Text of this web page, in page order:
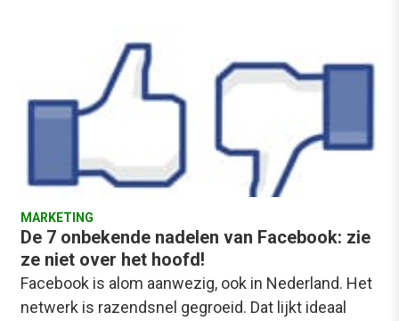
MARKETING
De 7 onbekende nadelen van Facebook: zie
ze niet over het hoofd!
Facebook is alom aanwezig, ook in Nederland. Het
netwerk is razendsnel gegroeid. Dat lijkt ideaal